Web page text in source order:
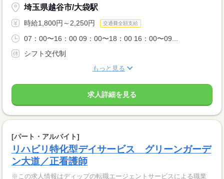
埼玉県越谷市/大袋駅
時給1,800円～2,250円 交通費全額支給
07：00〜16：00 09：00〜18：00 16：00〜09...
シフト交代制
もっと見る
求人詳細を見る
[パート・アルバイト]
リハビリ特化型デイサービス グリーンガーデ
ン大道／正看護師
※この求人情報はディップの転職エージェントサービスによる職業